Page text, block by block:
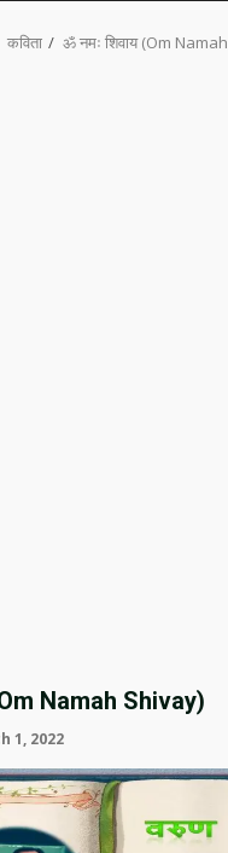
कविता ॐ नमः शिवाय (Om
Namah Shivay)
1, 2022